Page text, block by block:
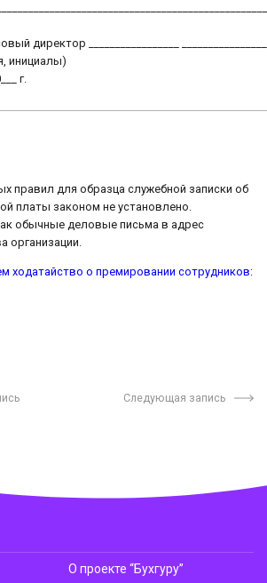
директор _________________
инициалы)
г.
правил для образца служебной записки об
платы законом не установлено.
обычные деловые письма в адрес
организации.
ходатайство о премировании сотрудников:
Следующая запись
О проекте “Бухгуру”